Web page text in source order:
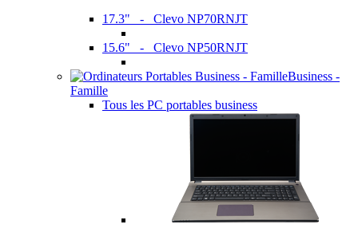
17.3" - Clevo NP70RNJT
15.6" - Clevo NP50RNJT
Business -
Famille
Tous les PC portables business